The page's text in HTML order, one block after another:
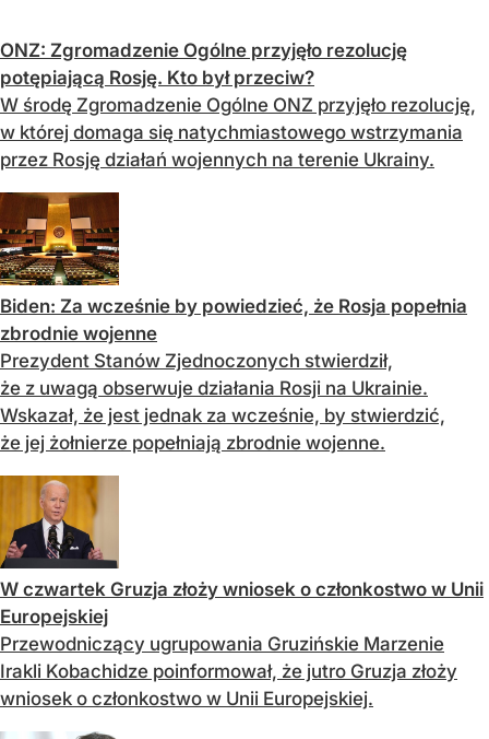
ONZ: Zgromadzenie Ogólne przyjęło rezolucję
potępiającą Rosję. Kto był przeciw?
W środę Zgromadzenie Ogólne ONZ przyjęło rezolucję,
w której domaga się natychmiastowego wstrzymania
przez Rosję działań wojennych na terenie Ukrainy.
Biden: Za wcześnie by powiedzieć, że Rosja popełnia
zbrodnie wojenne
Prezydent Stanów Zjednoczonych stwierdził,
że z uwagą obserwuje działania Rosji na Ukrainie.
Wskazał, że jest jednak za wcześnie, by stwierdzić,
że jej żołnierze popełniają zbrodnie wojenne.
W czwartek Gruzja złoży wniosek o członkostwo w Unii
Europejskiej
Przewodniczący ugrupowania Gruzińskie Marzenie
Irakli Kobachidze poinformował, że jutro Gruzja złoży
wniosek o członkostwo w Unii Europejskiej.